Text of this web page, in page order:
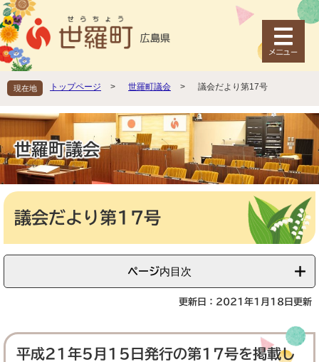
ペ
ー
ジ
の
頭
で
す
メ
ニ
ュ
ー
飛
ば
し
文
現在地 トップページ > 世羅町議会 > 議会だより第17号
世羅町議会
本
議会だより第17号
ページ内目次
更新日：2021年1月18日更新
平成21年5月15日発行の第17号を掲載し